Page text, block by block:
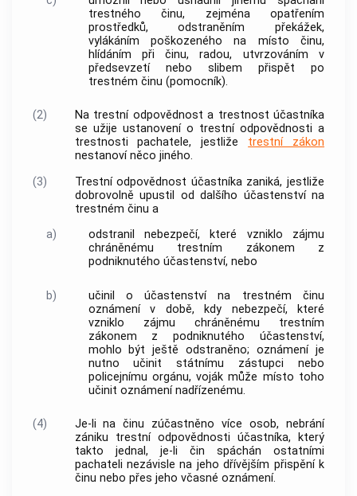
trestného činu, zejména opatřením
prostředků, odstraněním překážek,
vylákáním poškozeného na místo činu,
hlídáním při činu, radou, utvrzováním v
předsevzetí nebo slibem přispět po
trestném činu (pomocník).
(2)
Na trestní odpovědnost a trestnost účastníka
se užije ustanovení o trestní odpovědnosti a
trestnosti pachatele, jestliže trestní zákon
nestanoví něco jiného.
(3)
Trestní odpovědnost účastníka zaniká, jestliže
dobrovolně upustil od dalšího účastenství na
trestném činu a
a)
odstranil nebezpečí, které vzniklo zájmu
chráněnému trestním zákonem z
podniknutého účastenství, nebo
b) učinil o účastenství na trestném činu
oznámení v době, kdy nebezpečí, které
vzniklo zájmu chráněnému trestním
zákonem z podniknutého účastenství,
mohlo být ještě odstraněno; oznámení je
nutno učinit státnímu zástupci nebo
policejnímu orgánu, voják může místo toho
učinit oznámení nadřízenému.
(4)
Je-li na činu zúčastněno více osob, nebrání
zániku trestní odpovědnosti účastníka, který
takto jednal, je-li čin spáchán ostatními
pachateli nezávisle na jeho dřívějším přispění k
činu nebo přes jeho včasné oznámení.